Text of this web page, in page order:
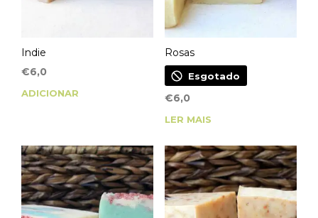
Indie
€6,0
ADICIONAR
Rosas
Esgotado
€6,0
LER MAIS